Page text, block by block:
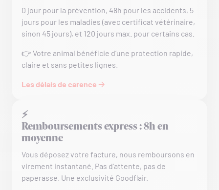
0 jour pour la prévention, 48h pour les accidents, 5
jours pour les maladies (avec certificat vétérinaire,
sinon 45 jours), et 120 jours max. pour certains cas.
👉 Votre animal bénéficie d’une protection rapide,
claire et sans petites lignes.
Les délais de carence 🡢
⚡
Remboursements express : 8h en
moyenne
Vous déposez votre facture, nous remboursons en
virement instantané. Pas d’attente, pas de
paperasse. Une exclusivité Goodflair.